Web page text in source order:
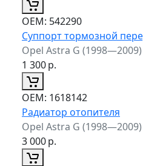
ОЕМ: 542290
Суппорт тормозной
Opel Astra G (1998—2009)
1 300р.
ОЕМ: 1618142
Радиатор отопителя
Opel Astra G (1998—2009)
3 000р.